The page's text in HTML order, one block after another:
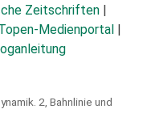
Zeitschriften
Medienportal
2, Bahnlinie und